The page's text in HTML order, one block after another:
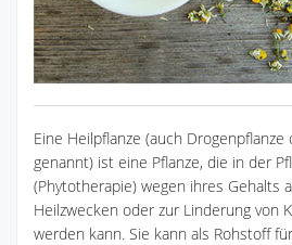
Eine Heilpflanze (auch Drogenpflanze
genannt) ist eine Pflanze, die in der
(Phytotherapie) wegen ihres Gehalts
Heilzwecken oder zur Linderung von
werden kann. Sie kann als Rohstoff